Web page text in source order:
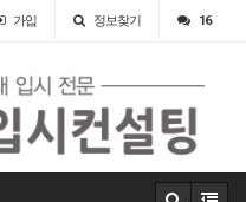
가입 정보찾기 16